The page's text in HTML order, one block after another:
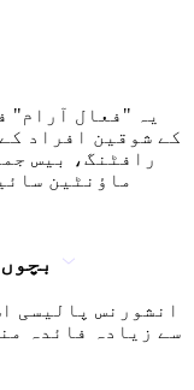
یہ "فعال آرام"
کے شوقین افراد
رافٹنگ، بیس
ماؤنٹین
سے زیادہ فائدہ